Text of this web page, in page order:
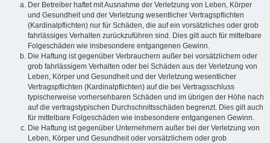
Der Betreiber haftet mit Ausnahme der Verletzung von Leben, Körper
und Gesundheit und der Verletzung wesentlicher Vertragspflichten
(Kardinalpflichten) nur für Schäden, die auf ein vorsätzliches oder grob
fahrlässiges Verhalten zurückzuführen sind. Dies gilt auch für mittelbare
Folgeschäden wie insbesondere entgangenen Gewinn.
Die Haftung ist gegenüber Verbrauchern außer bei vorsätzlichem oder
grob fahrlässigem Verhalten oder bei Schäden aus der Verletzung von
Leben, Körper und Gesundheit und der Verletzung wesentlicher
Vertragspflichten (Kardinalpflichten) auf die bei Vertragsschluss
typischerweise vorhersehbaren Schäden und im übrigen der Höhe nach
auf die vertragstypischen Durchschnittsschäden begrenzt. Dies gilt auch
für mittelbare Folgeschäden wie insbesondere entgangenen Gewinn.
Die Haftung ist gegenüber Unternehmern außer bei der Verletzung von
Leben, Körper und Gesundheit oder vorsätzlichem oder grob